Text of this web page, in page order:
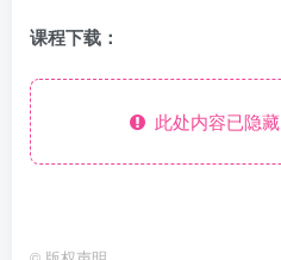
课程下载：
此处内容已隐